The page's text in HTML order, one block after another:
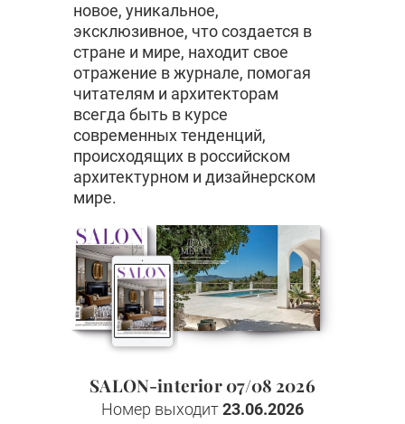
новое, уникальное,
эксклюзивное, что создается в
стране и мире, находит свое
отражение в журнале, помогая
читателям и архитекторам
всегда быть в курсе
современных тенденций,
происходящих в российском
архитектурном и дизайнерском
мире.
SALON-interior 07/08 2026
Номер выходит23.06.2026